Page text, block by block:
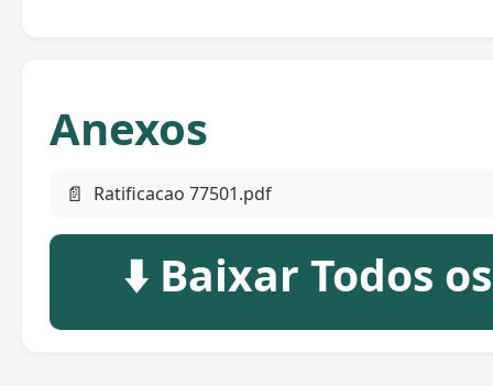
Anexos
📄 Ratificacao 77501.pdf
⬇️ Baixar Todos